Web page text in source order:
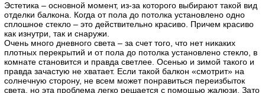
Эстетика – основной момент, из-за которого выбирают такой вид
отделки балкона. Когда от пола до потолка установлено одно
сплошное стекло – это действительно красиво. Причем красиво
как изнутри, так и снаружи.
Очень много дневного света – за счет того, что нет никаких
плотных перекрытий и от пола до потолка установлено стекло, в
комнате становится и правда светлее. Осенью и зимой такого и
правда зачастую не хватает. Если такой балкон «смотрит» на
солнечную сторону, не всем может понравиться переизбыток
света, но эта проблема легко решается с помощью жалюзи. Зато